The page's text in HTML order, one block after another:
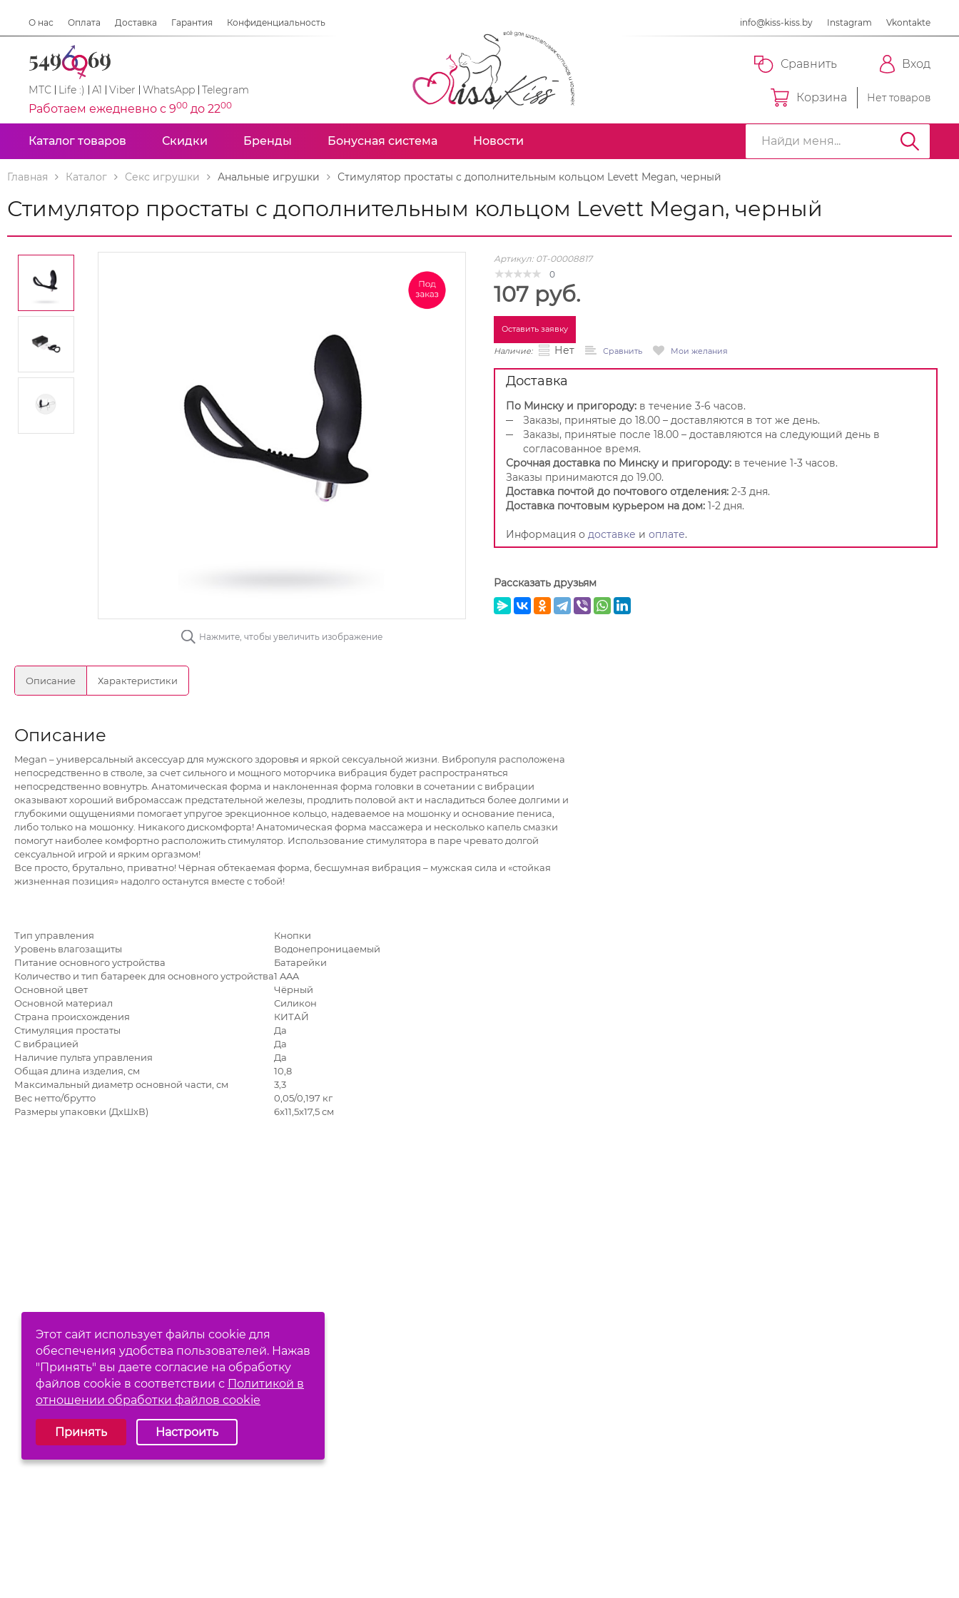
О нас Оплата Доставка Гарантия Конфиденциальность info@kiss-kiss.by Instagram Vkontakte
МТС Life :) A1 Viber WhatsApp Telegram
Работаем ежедневно с 900 до 2200
Сравнить Вход
Корзина Нет товаров
Каталог товаров Скидки Бренды Бонусная система Новости
Главная Каталог Секс игрушки Анальные игрушки Стимулятор простаты с дополнительным кольцом Levett Megan, черный
Стимулятор простаты с дополнительным кольцом Levett Megan, черный
Нажмите, чтобы увеличить изображение
Артикул: 0T-00008817
0
107 руб.
Оставить заявку
Наличие: Нет Сравнить Мои желания
Доставка
По Минску и пригороду: в течение 3-6 часов.
Заказы, принятые до 18.00 – доставляются в тот же день.
Заказы, принятые после 18.00 – доставляются на следующий день в
согласованное время.
Срочная доставка по Минску и пригороду: в течение 1-3 часов.
Заказы принимаются до 19.00.
Доставка почтой до почтового отделения: 2-3 дня.
Доставка почтовым курьером на дом: 1-2 дня.
Информация о доставке и оплате.
Рассказать друзьям
Описание Характеристики
Описание
Megan – универсальный аксессуар для мужского здоровья и яркой сексуальной жизни. Вибропуля расположена
непосредственно в стволе, за счет сильного и мощного моторчика вибрация будет распространяться
непосредственно вовнутрь. Анатомическая форма и наклоненная форма головки в сочетании с вибрации
оказывают хороший вибромассаж предстательной железы, продлить половой акт и насладиться более долгими и
глубокими ощущениями помогает упругое эрекционное кольцо, надеваемое на мошонку и основание пениса,
либо только на мошонку. Никакого дискомфорта! Анатомическая форма массажера и несколько капель смазки
помогут наиболее комфортно расположить стимулятор. Использование стимулятора в паре чревато долгой
сексуальной игрой и ярким оргазмом!
Все просто, брутально, приватно! Чёрная обтекаемая форма, бесшумная вибрация – мужская сила и «стойкая
жизненная позиция» надолго останутся вместе с тобой!
Тип управления
Кнопки
Уровень влагозащиты
Водонепроницаемый
Питание основного устройства
Батарейки
Количество и тип батареек для основного устройства1 AAA
Основной цвет
Чёрный
Основной материал
Силикон
Страна происхождения
КИТАЙ
Стимуляция простаты
Да
С вибрацией
Да
Наличие пульта управления
Да
Общая длина изделия, см
10,8
Максимальный диаметр основной части, см
3,3
Вес нетто/брутто
0,05/0,197 кг
Размеры упаковки (ДхШхВ)
6x11,5x17,5 см
Этот сайт использует файлы cookie для
обеспечения удобства пользователей. Нажав
"Принять" вы даете согласие на обработку
файлов cookie в соответствии с Политикой в
отношении обработки файлов cookie
Обязательные (технические) Аналитические
Принять Настроить